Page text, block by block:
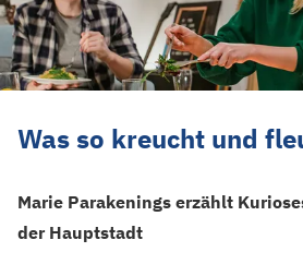
Was so kreucht und
Marie Parakenings erzählt
der Hauptstadt